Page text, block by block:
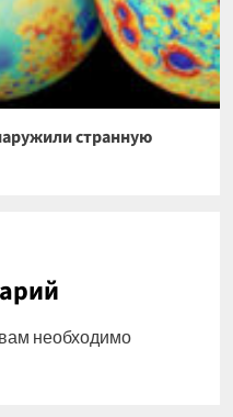
странную
необходимо